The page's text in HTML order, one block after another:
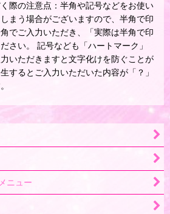
際の注意点：半角や記号などをお使い
まう場合がございますので、半角で印
でご入力いただき、「実際は半角で印
さい。 記号なども「ハートマーク」
いただきますと文字化けを防ぐことが
するとご入力いただいた内容が「？」
ニュー